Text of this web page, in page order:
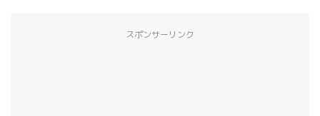
スポンサーリンク